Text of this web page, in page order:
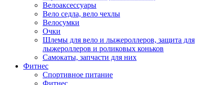
Велоаксессуары
Вело седла, вело чехлы
Велосумки
Очки
Шлемы для вело и лыжероллеров, защита для
лыжероллеров и роликовых коньков
Самокаты, запчасти для них
Фитнес
Спортивное питание
Фитнес